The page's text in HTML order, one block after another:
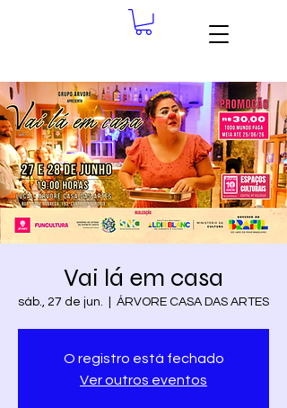
Vai lá em casa
sáb., 27 de jun. ÁRVORE CASA DAS ARTES
O registro está fechado
Ver outros eventos